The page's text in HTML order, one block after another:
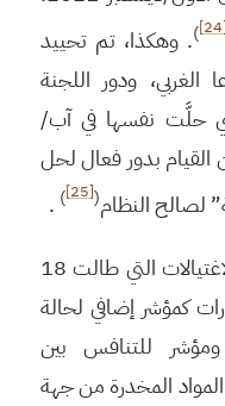
[24]
). وهكذا، تم تحييد
الغربي، ودور اللجنة
حلَّت نفسها في آب/
عن القيام بدور فعال لحل
لصالح النظام(
[25]
)
.
إلى جانب الفئات السابقة، تعتبر الاغتيالات التي طالت 18
كمؤشر إضافي لحالة
للتنافس بين
المخدرة من جهة